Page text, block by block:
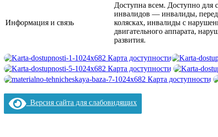
Информация и связь
Доступна всем. Доступно для
инвалидов — инвалиды,
колясках, инвалиды с
двигательного аппарата,
развития.
Версия сайта для слабовидящих